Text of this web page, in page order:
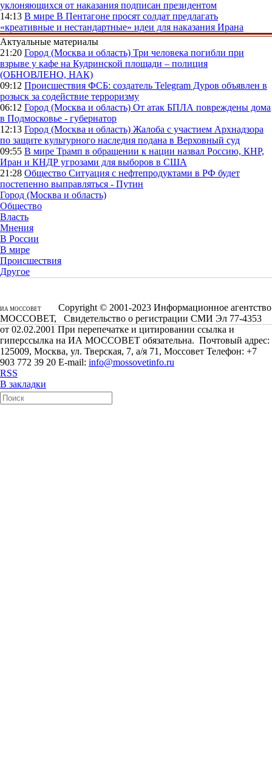
уклоняющихся от наказания подписан президентом
14:13 В мире В Пентагоне просят солдат предлагать
«креативные и нестандартные» идеи для наказания Ирана
Актуальные материалы
21:20 Город (Москва и область) Три человека погибли при
взрыве у кафе на Кудринской площади – полиция
(ОБНОВЛЕНО, НАК)
09:12 Происшествия ФСБ: создатель Telegram Дуров объявлен в
розыск за содействие терроризму
06:12 Город (Москва и область) От атак БПЛА повреждены дома
в Подмосковье - губернатор
12:13 Город (Москва и область) Жалоба с участием Архнадзора
по защите культурного наследия подана в Верховный суд
09:55 В мире Трамп в обращении к нации назвал Россию, КНР,
Иран и КНДР угрозами для выборов в США
21:28 Общество Ситуация с нефтепродуктами в РФ будет
постепенно выправляться - Путин
Город (Москва и область)
Общество
Власть
Мнения
В России
В мире
Происшествия
Другое
ИА МОССОВЕТ
Copyright © 2001-2023 Информационное агентство
МОССОВЕТ, Свидетельство о регистрации СМИ Эл 77-4353
от 02.02.2001 При перепечатке и цитировании ссылка и
гиперссылка на ИА МОССОВЕТ обязательна. Почтовый адрес:
125009, Москва, ул. Тверская, 7, а/я 71, Моссовет Телефон: +7
903 772 39 20 E-mail: info@mossovetinfo.ru
RSS
В закладки